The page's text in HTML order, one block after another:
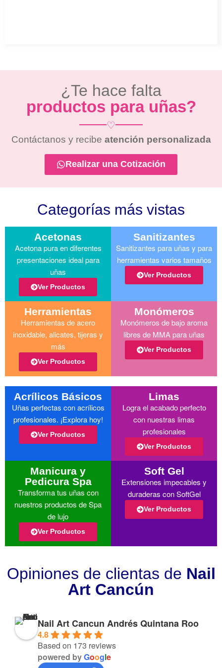
¿Te hace falta
productos para uñas?
♡
Contáctanos y recibe atención personalizada
Realizar una Cotización
Categorías más vistas
Acetonas
Acetona pura en diferentes
presentaciones ideal para
uñas
Ver Productos
Sanitizantes
Sanitizantes para uñas y para
herramientas varios tamaños
Ver Productos
Herramientas
Herramientas de acero
inoxidable, alicates, tijeras y
más
Ver Productos
Monómeros
Monómeros de bajo aroma
libres de MMA para uñas
Ver Productos
Acrílicos Básicos
Uñas perfectas con acrílicos
profesionales. ¡Explora hoy!
Ver Productos
Limas
Logra el acabado perfecto
con nuestras limas
profesionales
Ver Productos
Manicura y
Pedicura Spa
Transforma tus uñas con
nuestros productos de Spa
de lujo
Ver Productos
Soft Gel
Extensiones impecables y
duraderas con SoftGel
Ver Productos
Opiniones de clientas de Nail
Art Cancún
Nail Art Cancun Andrés Quintana Roo
4.8
Based on 173 reviews
powered byGoogle